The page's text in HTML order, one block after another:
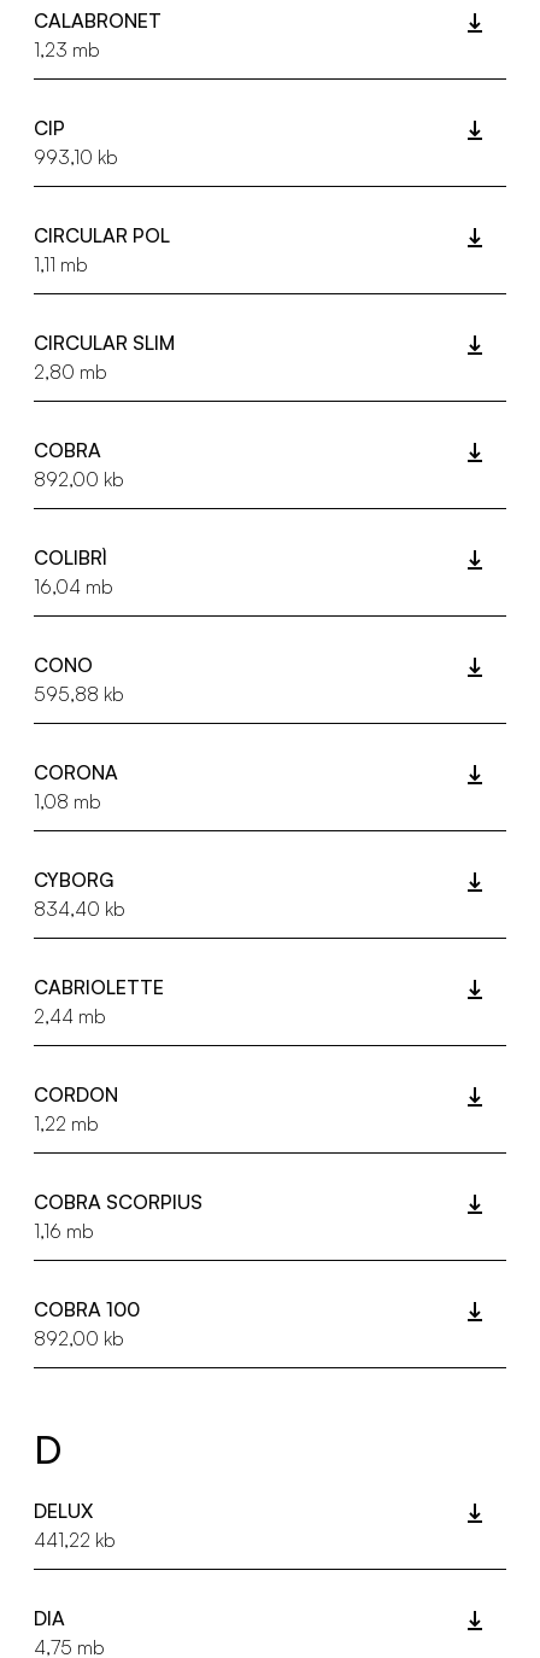
CALABRONET
1,23 mb
CIP
993,10 kb
CIRCULAR POL
1,11 mb
CIRCULAR SLIM
2,80 mb
COBRA
892,00 kb
COLIBRÌ
16,04 mb
CONO
595,88 kb
CORONA
1,08 mb
CYBORG
834,40 kb
CABRIOLETTE
2,44 mb
CORDON
1,22 mb
COBRA SCORPIUS
1,16 mb
COBRA 100
892,00 kb
D
DELUX
441,22 kb
DIA
4,75 mb